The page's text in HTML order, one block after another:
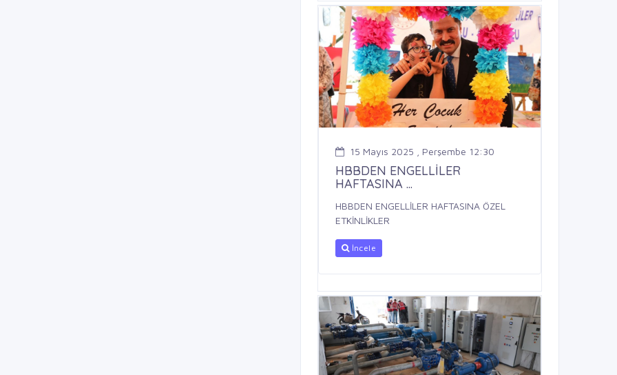
15 Mayıs 2025 , Perşembe 12:30
HBBDEN ENGELLİLER
HAFTASINA ...
HBBDEN ENGELLİLER HAFTASINA ÖZEL
ETKİNLİKLER
İncele